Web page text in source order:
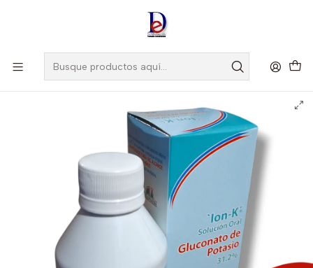
, Si eres nuevo regístrate
ION-K ELIXIR 31.2% X 180 ML- GLUCONATO DE POTASIO-
ANGLOPHARMA- - UBI 1-C